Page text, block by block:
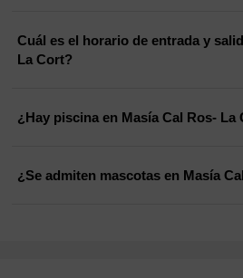
Cuál es el horario de entrada y salida de Masía
La Cort?
¿Hay piscina en Masía Cal Ros- La
¿Se admiten mascotas en Masía